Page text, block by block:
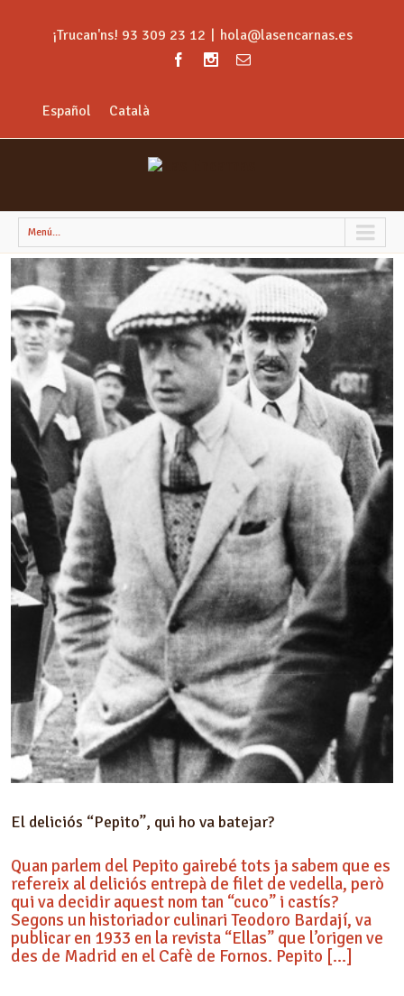
¡Trucan'ns! 93 309 23 12 hola@lasencarnas.es
Español Català
Menú...
El deliciós “Pepito”, qui ho va batejar?
Quan parlem del Pepito gairebé tots ja sabem que es
refereix al deliciós entrepà de filet de vedella, però
qui va decidir aquest nom tan “cuco” i castís?
Segons un historiador culinari Teodoro Bardají, va
publicar en 1933 en la revista “Ellas” que l’origen ve
des de Madrid en el Cafè de Fornos. Pepito […]